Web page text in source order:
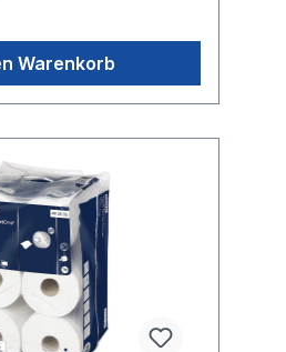
8 × 9 Rollen
2448 1
Warenkorb